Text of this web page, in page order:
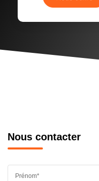
Nous contacter
Prénom*